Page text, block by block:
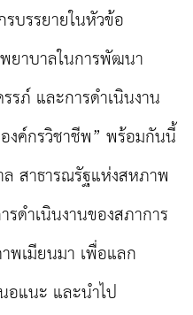
บรรยายในหัวข้อ
ยาบาลในการพัฒนา
รภ์ และการดำเนินงาน
งค์กรวิชาชีพ” พร้อมกันนี้
สาธารณรัฐแห่งสหภาพ
ดำเนินงานของสภาการ
พเมียนมา เพื่อแลก
อแนะ และนำไป